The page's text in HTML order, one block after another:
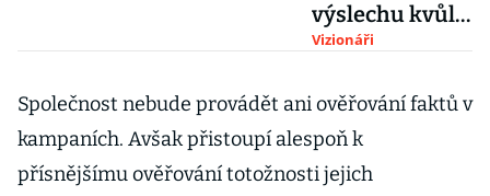
výslechu kvůli
své
cena bitcoinu
mezitím
propadla
Vizionáři
Společnost nebude provádět ani ověřování faktů v
kampaních. Avšak přistoupí alespoň k
přísnějšímu ověřování totožnosti jejich